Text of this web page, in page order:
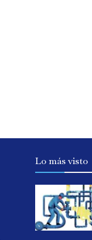
Lo más visto